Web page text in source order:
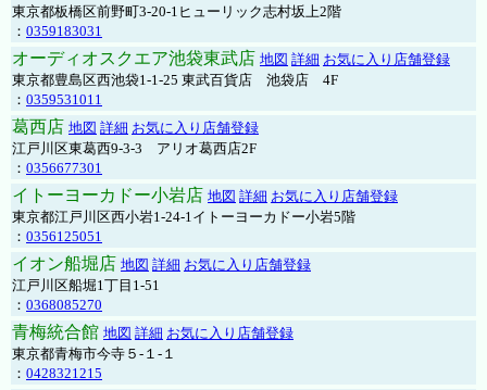
東京都板橋区前野町3-20-1ヒューリック志村坂上2階
： 0359183031
オーディオスクエア池袋東武店 地図 詳細 お気に入り店舗登録
東京都豊島区西池袋1-1-25 東武百貨店 池袋店 4F
： 0359531011
葛西店 地図 詳細 お気に入り店舗登録
江戸川区東葛西9-3-3 アリオ葛西店2F
： 0356677301
イトーヨーカドー小岩店 地図 詳細 お気に入り店舗登録
東京都江戸川区西小岩1-24-1イトーヨーカドー小岩5階
： 0356125051
イオン船堀店 地図 詳細 お気に入り店舗登録
江戸川区船堀1丁目1-51
： 0368085270
青梅統合館 地図 詳細 お気に入り店舗登録
東京都青梅市今寺５-１-１
： 0428321215